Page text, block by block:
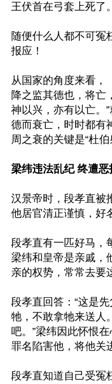
王伏首在弓套上死了。
随便什么人都不可冤
报应！
从国家的角度来看，
降之监其德也，将亡
神以兴，亦有以亡。
德而衰亡，时时都有
周之衰的关键是“杜伯
梁纬违法乱纪 终遭恶
汉景帝时，段孝直被
他居官清正谨慎，好
段孝直有一匹好马，
梁纬和皇帝是亲戚，
亲的权势，常常去要
段孝直回答：“这是
牠，不敢拿牠来送人
吧。”梁纬因此怀恨
罪名陷害他，将他关
段孝直知道自己受冤